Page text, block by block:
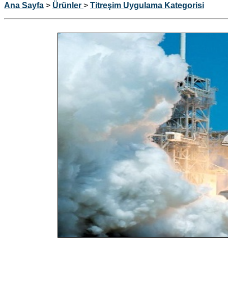
Ana Sayfa > Ürünler > Titreşim Uygulama Kategorisi